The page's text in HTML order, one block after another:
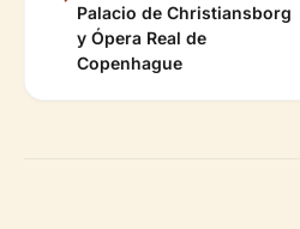
Palacio de Christiansborg
y Ópera Real de
Copenhague